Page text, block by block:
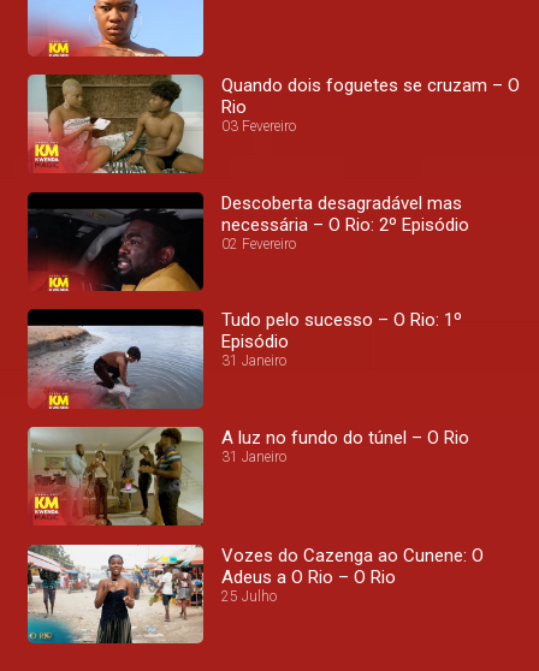
Quando dois foguetes se cruzam – O
Rio
03 Fevereiro
Descoberta desagradável mas
necessária – O Rio: 2º Episódio
02 Fevereiro
Tudo pelo sucesso – O Rio: 1º
Episódio
31 Janeiro
A luz no fundo do túnel – O Rio
31 Janeiro
Vozes do Cazenga ao Cunene: O
Adeus a O Rio – O Rio
25 Julho